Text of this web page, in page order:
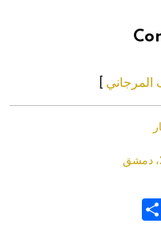
جديدة في عام 2026
المرجاني